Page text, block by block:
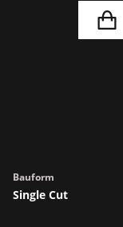
Bauform
Single Cut